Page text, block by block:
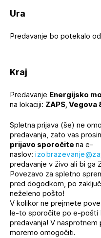
Izbrana vsebina
registriranim
dostopate, se
PRIJAVITE SE
Ura
Predavanje bo potekalo
Kraj
Predavanje Energijsko
na lokaciji: ZAPS,
Spletna prijava (še) ne
predavanja, zato vas
prijavo sporočitena e-
naslov:
predavanje v živo ali bi ga
Povezavo za spletno
pred dogodkom, po
neželeno pošto!
V kolikor ne prejmete
le-to sporočite po e-pošti
predavanja! V nasprotnem
moremo omogočiti.